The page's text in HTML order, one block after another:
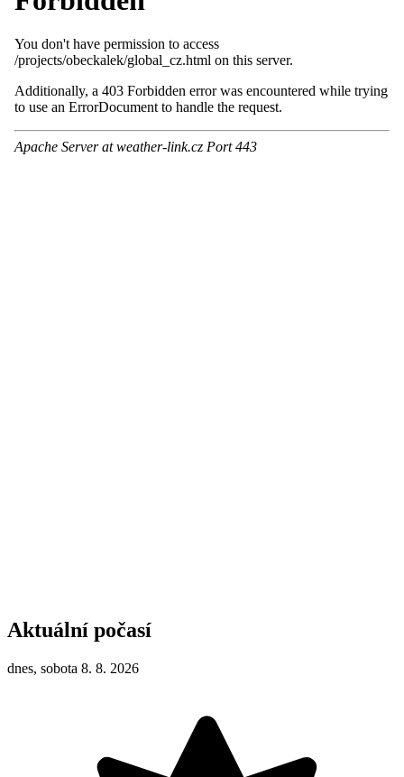
Aktuální počasí
dnes, sobota 8. 8. 2026